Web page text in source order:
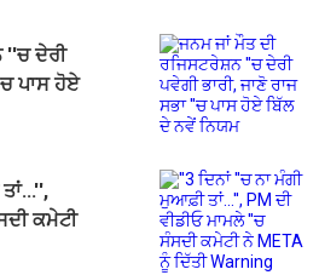
''ਚ ਦੇਰੀ
ਪਾਸ ਹੋਏ
ਕਮੇਟੀ